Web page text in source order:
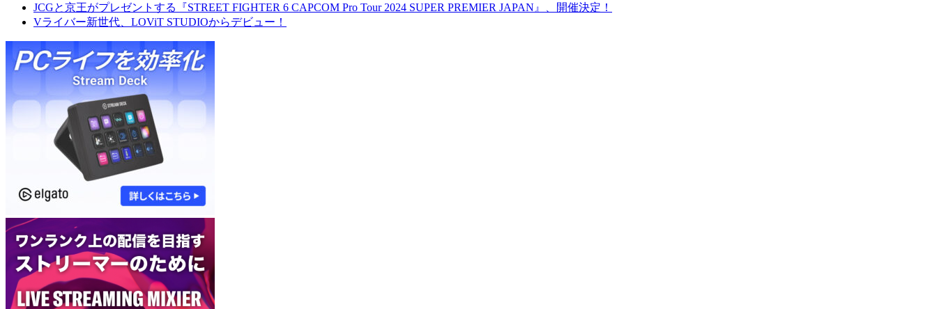
JCGと京王がプレゼントする『STREET FIGHTER 6 CAPCOM Pro Tour 2024 SUPER PREMIER JAPAN』、開催決定！
Vライバー新世代、LOViT STUDIOからデビュー！
Elgato:PC
YAMAHA:PC